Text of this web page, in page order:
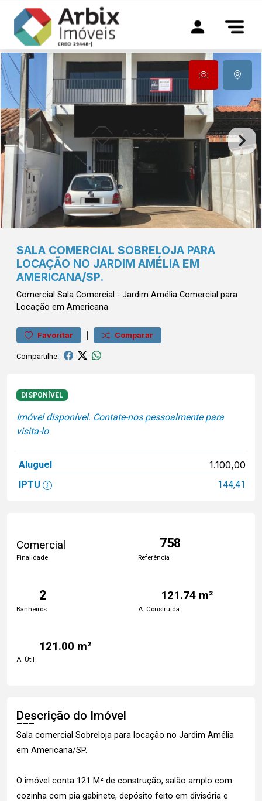
SALA COMERCIAL SOBRELOJA PARA
LOCAÇÃO NO JARDIM AMÉLIA EM
AMERICANA/SP.
Comercial Sala Comercial - Jardim Amélia Comercial para
Locação em Americana
Favoritar | Comparar
Compartilhe:
DISPONÍVEL
Imóvel disponível. Contate-nos pessoalmente para
visita-lo
Aluguel 1.100,00
IPTU 144,41
Comercial
Finalidade
758
Referência
2
Banheiros
121.74 m²
A. Construída
121.00 m²
A. Útil
Descrição do Imóvel
Sala comercial Sobreloja para locação no Jardim Amélia
em Americana/SP.
O imóvel conta 121 M² de construção, salão amplo com
cozinha com pia gabinete, depósito feito em divisória e